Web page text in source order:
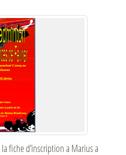
fiche d’inscription a Marius a